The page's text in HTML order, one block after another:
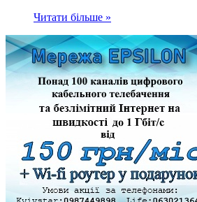
Читати більше »